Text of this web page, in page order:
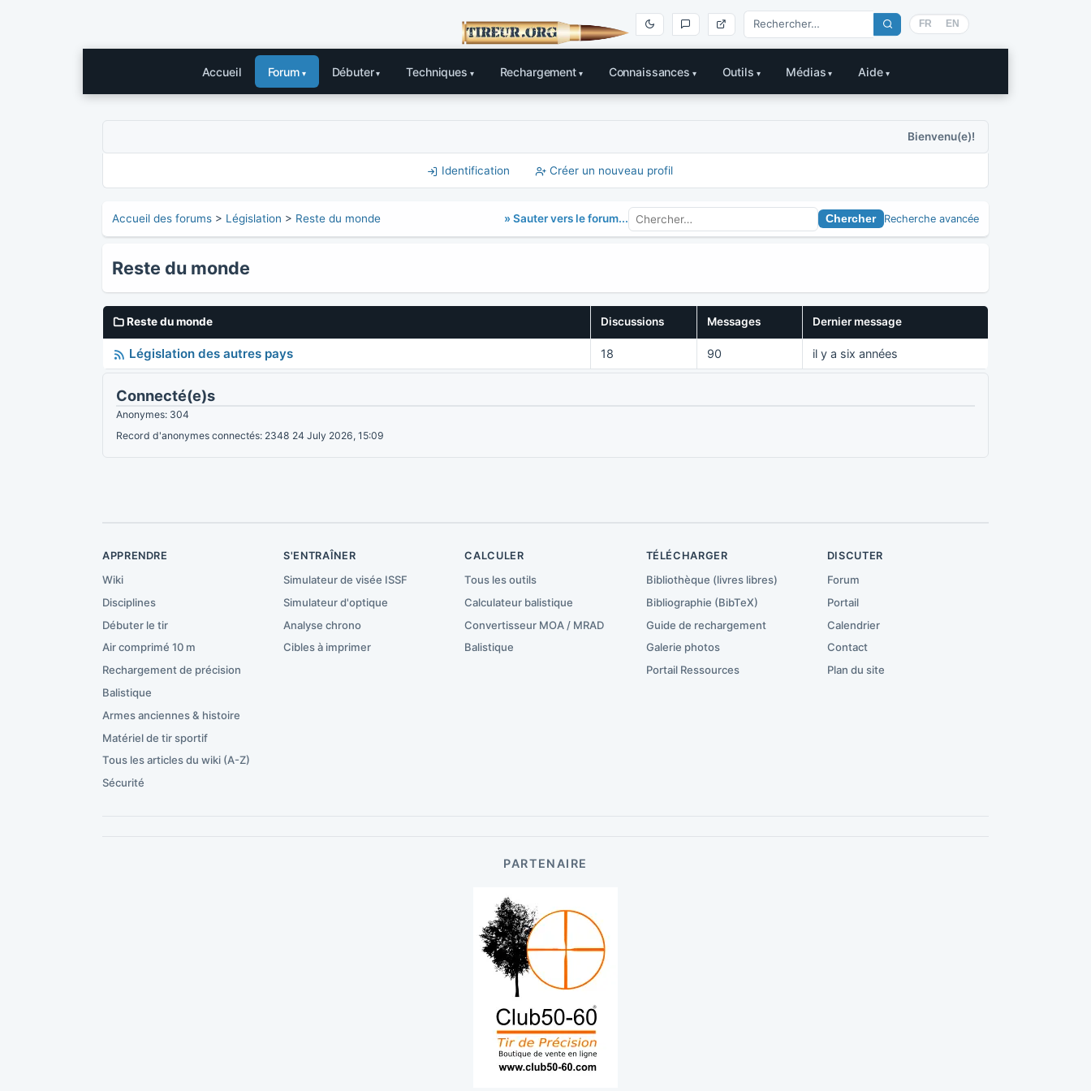
FR EN
Accueil Forum Débuter Techniques Rechargement Connaissances Outils Médias Aide
Bienvenu(e)!
Identification Créer un nouveau profil
» Sauter vers le forum...
Accueil des forums > Législation > Reste du monde Recherche avancée
Reste du monde
Reste du monde Discussions Messages Dernier message
Législation des autres pays 18 90 il y a six années
Connecté(e)s
Anonymes: 304
Record d'anonymes connectés: 2348 24 July 2026, 15:09
APPRENDRE
Wiki
Disciplines
Débuter le tir
Air comprimé 10 m
Rechargement de précision
Balistique
Armes anciennes & histoire
Matériel de tir sportif
Tous les articles du wiki (A-Z)
Sécurité
S'ENTRAÎNER
Simulateur de visée ISSF
Simulateur d'optique
Analyse chrono
Cibles à imprimer
CALCULER
Tous les outils
Calculateur balistique
Convertisseur MOA / MRAD
Balistique
TÉLÉCHARGER
Bibliothèque (livres libres)
Bibliographie (BibTeX)
Guide de rechargement
Galerie photos
Portail Ressources
DISCUTER
Forum
Portail
Calendrier
Contact
Plan du site
PARTENAIRE